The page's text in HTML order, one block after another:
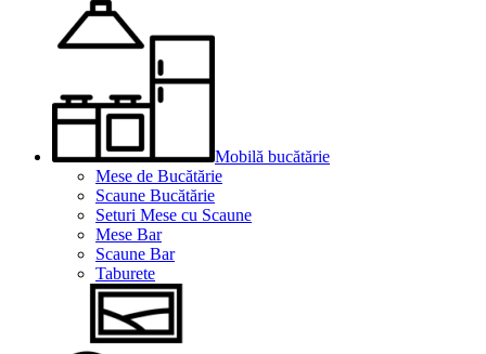
Mobilă bucătărie
Mese de Bucătărie
Scaune Bucătărie
Seturi Mese cu Scaune
Mese Bar
Scaune Bar
Taburete